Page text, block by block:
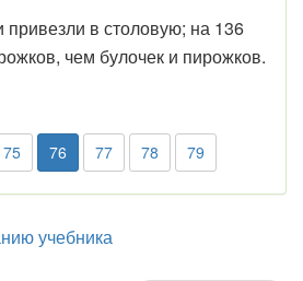
привезли в столовую; на 136
чем булочек и пирожков.
75 76 77 78 79
учебника